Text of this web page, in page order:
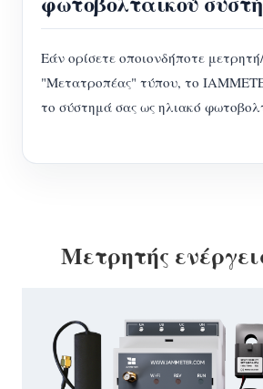
Εάν ορίσετε οποιονδήποτε
"Μετατροπέας" τύπου, το
το σύστημά σας ως ηλιακό
Μετρητής